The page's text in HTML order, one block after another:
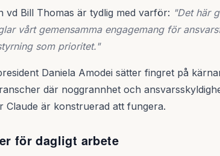
vd Bill Thomas är tydlig med varför: "Det här
vårt gemensamma engagemang för
som prioritet."
Daniela Amodei sätter fingret på
där noggrannhet och
Claude är konstruerad att fungera.
för dagligt arbete